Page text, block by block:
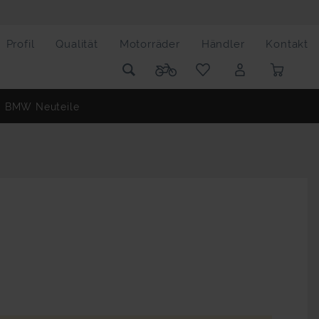
Profil Qualität Motorräder Händler Kontakt
BMW Neuteile